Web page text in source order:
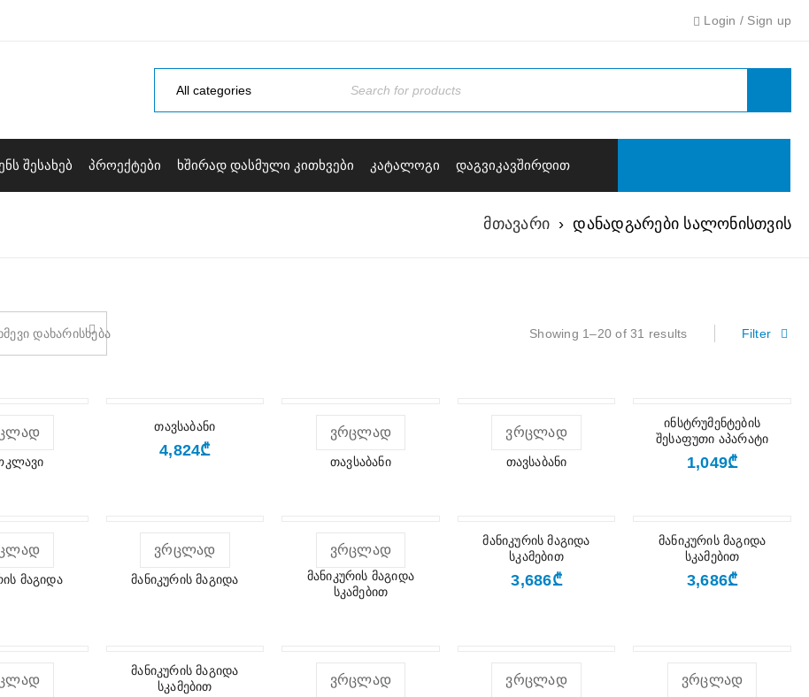
Login / Sign up
ᲨᲔᲡᲐᲮᲔᲑ ᲞᲠᲝᲔᲥᲢᲔᲑᲘ ᲮᲨᲘᲠᲐᲓ ᲓᲐᲡᲛᲣᲚᲘ ᲙᲘᲗᲮᲕᲔᲑᲘ ᲙᲐᲢᲐᲚᲝᲒᲘ ᲓᲐᲒᲕᲘᲙᲐᲕᲨᲘᲠᲓᲘᲗ
მთავარი › დანადგარები სალონისთვის
Filter
Showing 1–20 of 31 results
დახარისხება
თავსაბანი
4,824₾
ᲕᲠᲪᲚᲐᲓ
თავსაბანი
ᲕᲠᲪᲚᲐᲓ
თავსაბანი
ინსტრუმენტების
შესაფუთი აპარატი
1,049₾
მაგიდა
ᲕᲠᲪᲚᲐᲓ
მანიკურის მაგიდა
ᲕᲠᲪᲚᲐᲓ
მანიკურის მაგიდა
სკამებით
მანიკურის მაგიდა
სკამებით
3,686₾
მანიკურის მაგიდა
სკამებით
3,686₾
მანიკურის მაგიდა
სკამებით
ᲕᲠᲪᲚᲐᲓ ᲕᲠᲪᲚᲐᲓ ᲕᲠᲪᲚᲐᲓ